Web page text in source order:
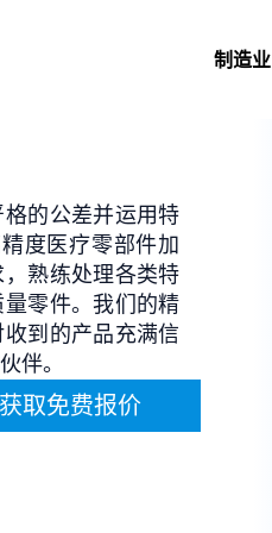
制造业
的公差并运用特
度医疗零部件加
熟练处理各类特
零件。我们的精
到的产品充满信
伴。
获取免费报价